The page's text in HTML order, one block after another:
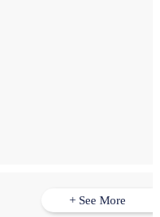
+ See More